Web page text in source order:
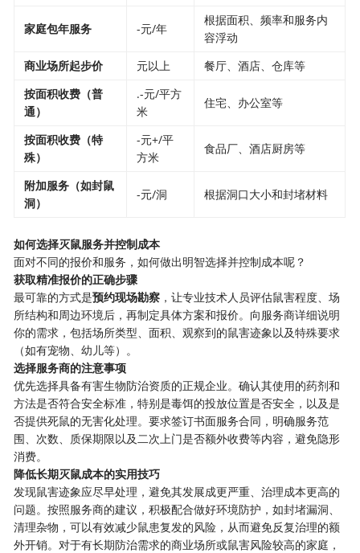
​家庭包年服务​ -元/年
根据面积、频率和服务内
容浮动
​商业场所起步价​
元以上
餐厅、酒店、仓库等
​按面积收费（普
通）​
.-元/平方
米
住宅、办公室等
​按面积收费（特
殊）​
-元+/平
方米
食品厂、酒店厨房等
​附加服务（如封鼠
洞）​
-元/洞 根据洞口大小和封堵材料
​如何选择灭鼠服务并控制成本​
面对不同的报价和服务，如何做出明智选择并控制成本呢？
​获取精准报价的正确步骤​
最可靠的方式是​​预约现场勘察​ ​，让专业技术人员评估鼠害程度、场
所结构和周边环境后，再制定具体方案和报价。向服务商详细说明
你的需求，包括场所类型、面积、观察到的鼠害迹象以及特殊要求
（如有宠物、幼儿等）。
​选择服务商的注意事项​
优先选择具备有害生物防治资质的正规企业。确认其使用的药剂和
方法是否符合安全标准，特别是毒饵的投放位置是否安全，以及是
否提供死鼠的无害化处理。要求签订书面服务合同，明确服务范
围、次数、质保期限以及二次上门是否额外收费等内容，避免隐形
消费。
​降低长期灭鼠成本的实用技巧​
发现鼠害迹象应尽早处理，避免其发展成更严重、治理成本更高的
问题。按照服务商的建议，积极配合做好环境防护，如封堵漏洞、
清理杂物，可以有效减少鼠患复发的风险，从而避免反复治理的额
外开销。对于有长期防治需求的商业场所或鼠害风险较高的家庭，